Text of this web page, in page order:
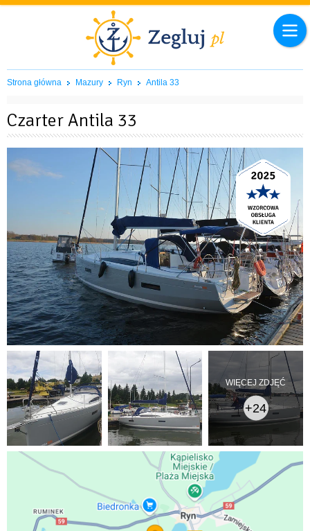
Strona główna Mazury Ryn Antila 33
Czarter Antila 33
WIĘCEJ ZDJĘĆ
+24